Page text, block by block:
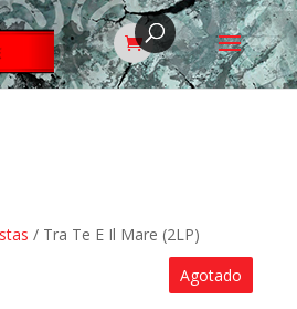
/ Tra Te E Il Mare (2LP)
Agotado